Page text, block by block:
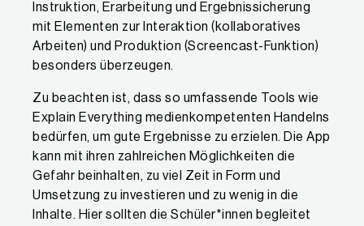
Instruktion, Erarbeitung und Ergebnissicherung
mit Elementen zur Interaktion (kollaboratives
Arbeiten) und Produktion (Screencast-Funktion)
besonders überzeugen.
Zu beachten ist, dass so umfassende Tools wie
Explain Everything medienkompetenten Handelns
bedürfen, um gute Ergebnisse zu erzielen. Die App
kann mit ihren zahlreichen Möglichkeiten die
Gefahr beinhalten, zu viel Zeit in Form und
Umsetzung zu investieren und zu wenig in die
Inhalte. Hier sollten die Schüler*innen begleitet